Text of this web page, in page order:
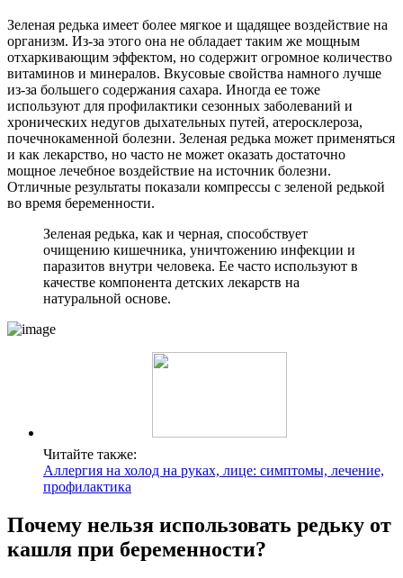
Зеленая редька имеет более мягкое и щадящее воздействие на
организм. Из-за этого она не обладает таким же мощным
отхаркивающим эффектом, но содержит огромное количество
витаминов и минералов. Вкусовые свойства намного лучше
из-за большего содержания сахара. Иногда ее тоже
используют для профилактики сезонных заболеваний и
хронических недугов дыхательных путей, атеросклероза,
почечнокаменной болезни. Зеленая редька может применяться
и как лекарство, но часто не может оказать достаточно
мощное лечебное воздействие на источник болезни.
Отличные результаты показали компрессы с зеленой редькой
во время беременности.
Зеленая редька, как и черная, способствует
очищению кишечника, уничтожению инфекции и
паразитов внутри человека. Ее часто используют в
качестве компонента детских лекарств на
натуральной основе.
Читайте также:
Аллергия на холод на руках, лице: симптомы, лечение,
профилактика
Почему нельзя использовать редьку от
кашля при беременности?